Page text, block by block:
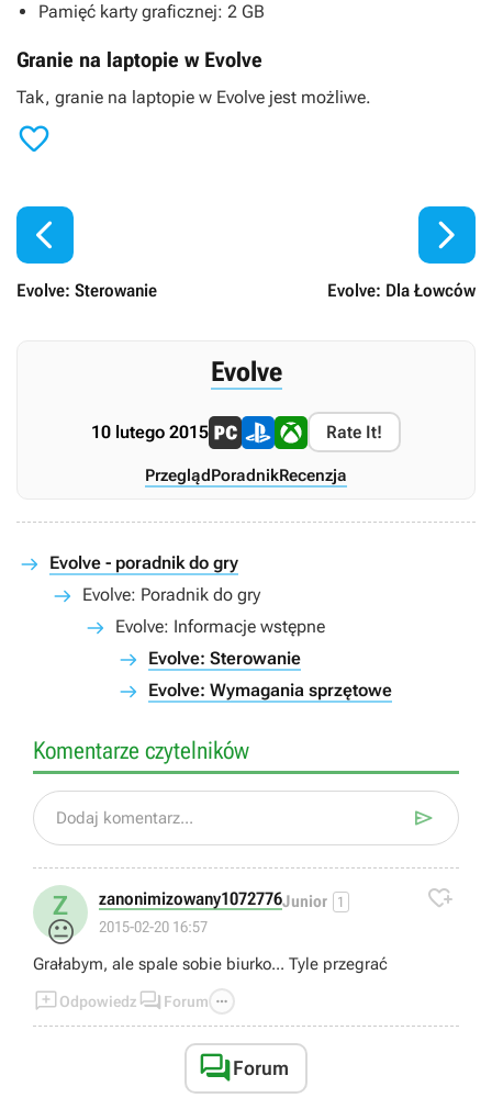
Pamięć karty graficznej: 2 GB
Granie na laptopie w Evolve
Tak, granie na laptopie w Evolve jest możliwe.


Evolve: Sterowanie Evolve: Dla Łowców

Evolve
10 lutego 2015 Rate It!
PrzeglądPoradnikRecenzja
Evolve - poradnik do gry
Evolve: Poradnik do gry
Evolve: Informacje wstępne
Evolve: Sterowanie
Evolve: Wymagania sprzętowe
Komentarze czytelników
Dodaj komentarz... 
Z
😐
zanonimizowany1072776Junior 1
2015-02-20 16:57

Grałabym, ale spale sobie biurko... Tyle przegrać
Odpowiedz  Forum 
Forum